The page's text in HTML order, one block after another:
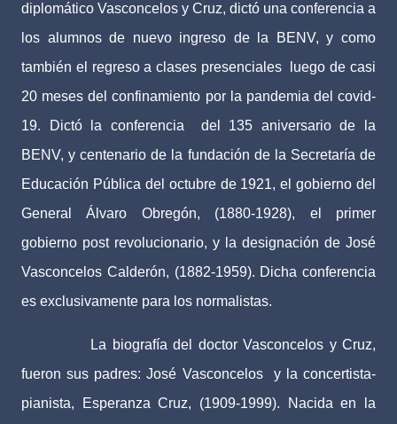
diplomático Vasconcelos y Cruz, dictó una conferencia a
los alumnos de nuevo ingreso de la BENV, y como
también el regreso a clases presenciales
luego de casi
20 meses del confinamiento por la pandemia del covid-
19. Dictó la conferencia
del 135 aniversario de la
BENV, y centenario de la fundación de la Secretaría de
Educación Pública del octubre de 1921, el gobierno del
General Álvaro Obregón, (1880-1928), el primer
gobierno post revolucionario, y la designación de José
Vasconcelos Calderón, (1882-1959). Dicha conferencia
es exclusivamente para los normalistas.
La biografía del doctor Vasconcelos y Cruz,
fueron sus padres: José Vasconcelos
y la concertista-
pianista, Esperanza Cruz, (1909-1999). Nacida en la